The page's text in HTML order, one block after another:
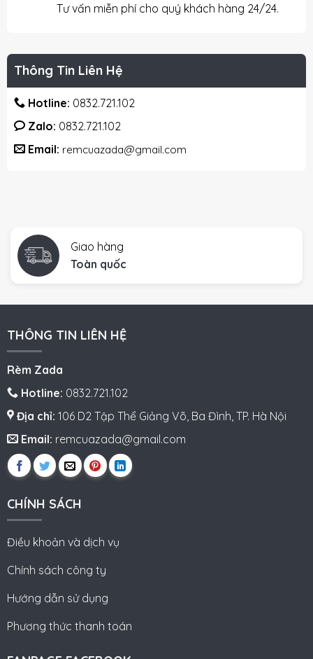
Tư vấn miễn phí cho quý khách hàng 24/24.
Thông Tin Liên Hệ
Hotline: 0832.721.102
Zalo: 0832.721.102
Email: remcuazada@gmail.com
Giao hàng
Toàn quốc
THÔNG TIN LIÊN HỆ
Rèm Zada
Hotline: 0832.721.102
Địa chỉ: 106 D2 Tập Thể Giảng Võ, Ba Đình, TP. Hà Nội
Email: remcuazada@gmail.com
CHÍNH SÁCH
Điều khoản và dịch vụ
Chính sách công ty
Hướng dẫn sử dụng
Phương thức thanh toán